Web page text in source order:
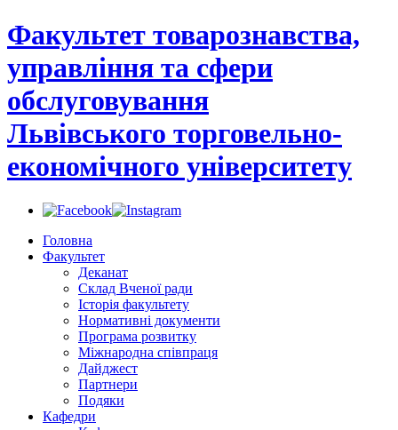
Факультет товарознавства,
управління та сфери
обслуговування
Львівського торговельно-
економічного університету
Головна
Факультет
Деканат
Склад Вченої ради
Історія факультету
Нормативні документи
Програма розвитку
Міжнародна співпраця
Дайджест
Партнери
Подяки
Кафедри